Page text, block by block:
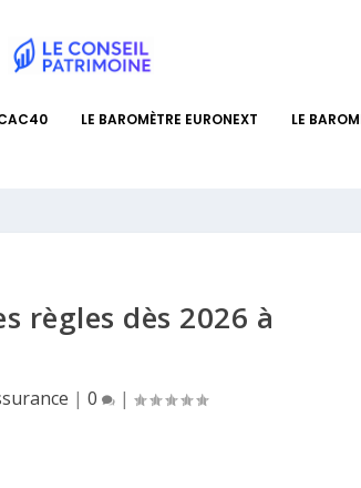
LE BAROMÈTRE EURONEXT LE
règles dès 2026 à
| 0 |